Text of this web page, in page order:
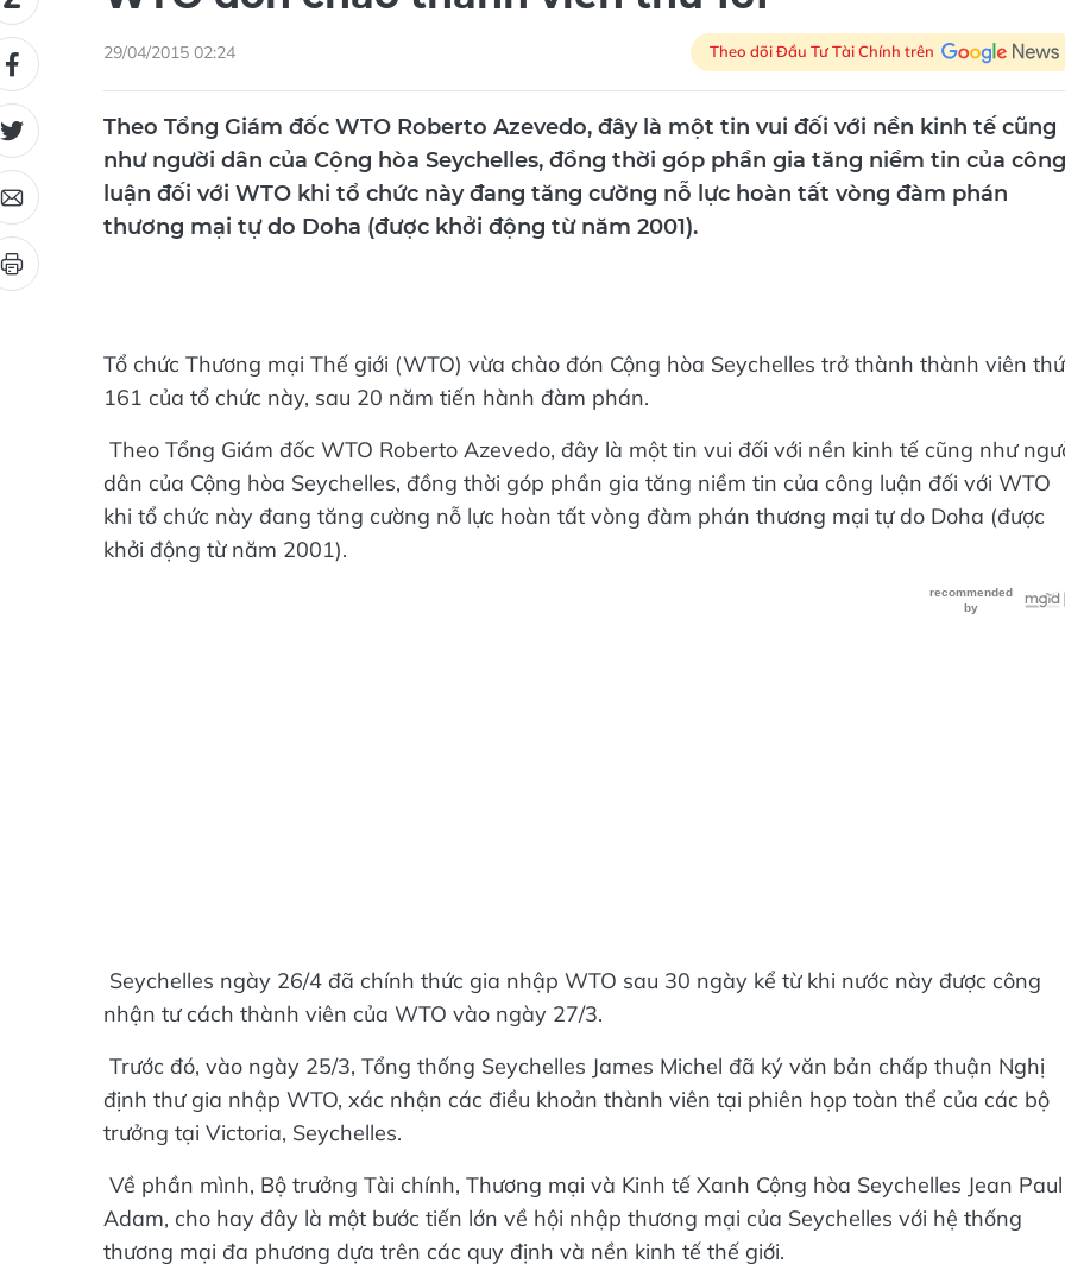
29/04/2015 02:24 Theo dõi Đầu Tư Tài Chính trên
Theo Tổng Giám đốc WTO Roberto Azevedo, đây là một tin vui đối với nền kinh tế cũng
như người dân của Cộng hòa Seychelles, đồng thời góp phần gia tăng niềm tin của công
luận đối với WTO khi tổ chức này đang tăng cường nỗ lực hoàn tất vòng đàm phán
thương mại tự do Doha (được khởi động từ năm 2001).
Tổ chức Thương mại Thế giới (WTO) vừa chào đón Cộng hòa Seychelles trở thành thành viên thứ
161 của tổ chức này, sau 20 năm tiến hành đàm phán.
Theo Tổng Giám đốc WTO Roberto Azevedo, đây là một tin vui đối với nền kinh tế cũng như
dân của Cộng hòa Seychelles, đồng thời góp phần gia tăng niềm tin của công luận đối với WTO
khi tổ chức này đang tăng cường nỗ lực hoàn tất vòng đàm phán thương mại tự do Doha (được
khởi động từ năm 2001).
Seychelles ngày 26/4 đã chính thức gia nhập WTO sau 30 ngày kể từ khi nước này được công
nhận tư cách thành viên của WTO vào ngày 27/3.
Trước đó, vào ngày 25/3, Tổng thống Seychelles James Michel đã ký văn bản chấp thuận Nghị
định thư gia nhập WTO, xác nhận các điều khoản thành viên tại phiên họp toàn thể của các bộ
trưởng tại Victoria, Seychelles.
Về phần mình, Bộ trưởng Tài chính, Thương mại và Kinh tế Xanh Cộng hòa Seychelles Jean Paul
Adam, cho hay đây là một bước tiến lớn về hội nhập thương mại của Seychelles với hệ thống
thương mại đa phương dựa trên các quy định và nền kinh tế thế giới.